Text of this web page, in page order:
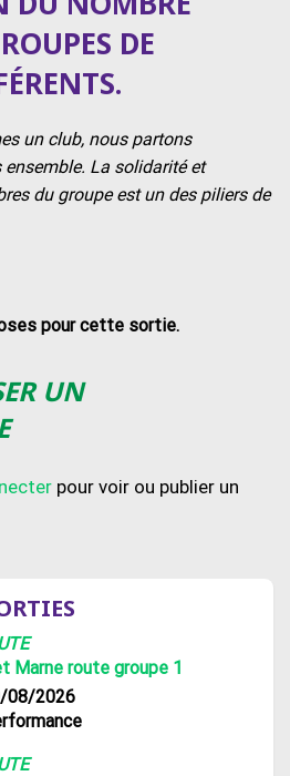
DE
un club, nous partons
La solidarité et
du groupe est un des piliers de
pour cette sortie.
UN
pour voir ou publier un
Marne route groupe 1
08/2026